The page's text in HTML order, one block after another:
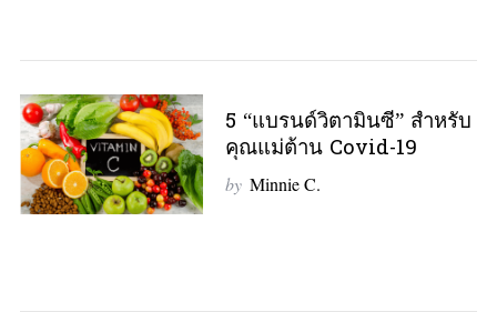
5 “แบรนด์วิตามินซี” สำหรับ
คุณแม่ต้าน Covid-19
by Minnie C.